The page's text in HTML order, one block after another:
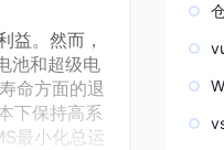
益。然而，
池和超级电
命方面的退
下保持高系
最小化总运